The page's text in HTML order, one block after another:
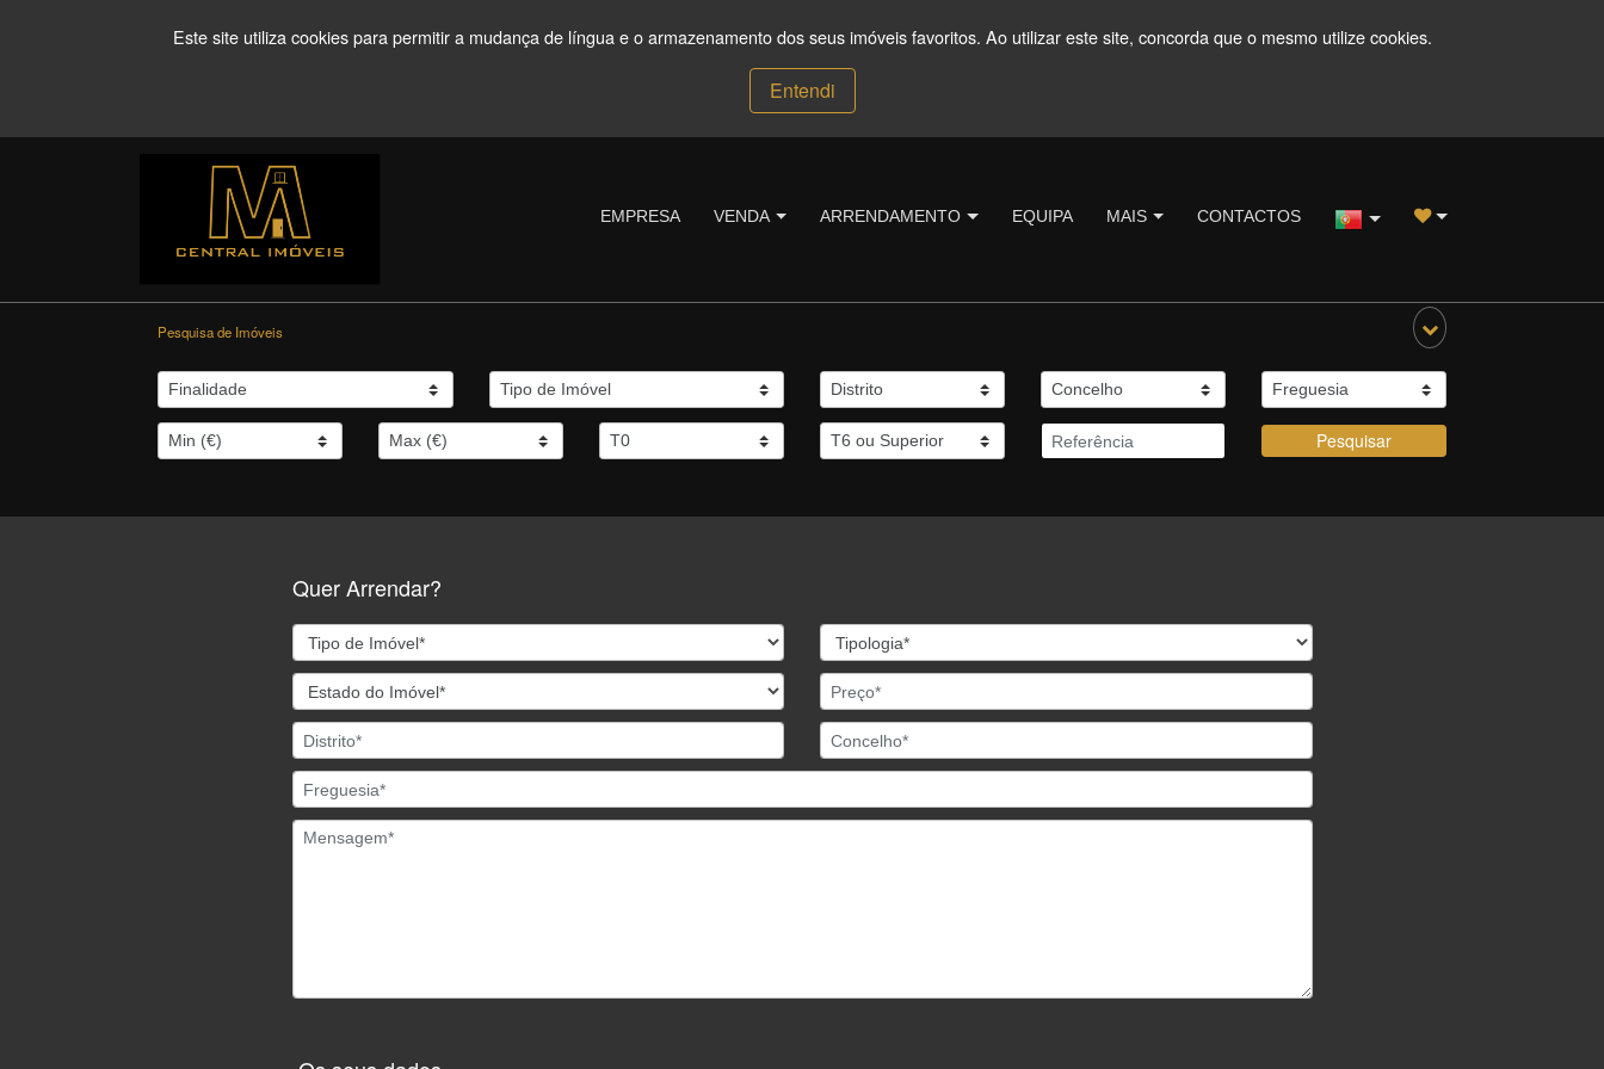
Este site utiliza cookies para permitir a mudança de língua e o armazenamento dos seus imóveis favoritos. Ao utilizar este site, concorda que o mesmo utilize cookies.
Entendi
EMPRESA VENDA ARRENDAMENTO EQUIPA MAIS CONTACTOS
Pesquisa de Imóveis
Pesquisar
Quer Arrendar?